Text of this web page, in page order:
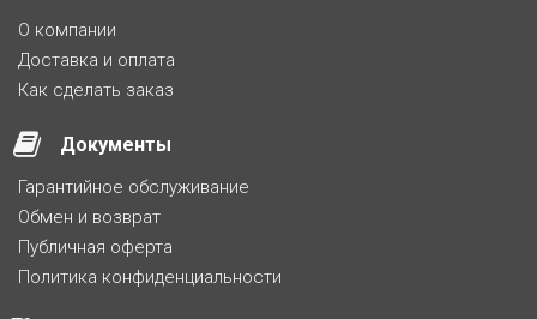
О компании
Доставка и оплата
Как сделать заказ
Документы
Гарантийное обслуживание
Обмен и возврат
Публичная оферта
Политика конфиденциальности